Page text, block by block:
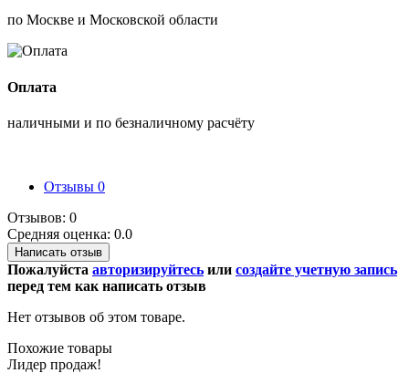
по Москве и Московской области
Оплата
наличными и по безналичному расчёту
Отзывы 0
Отзывов: 0
Средняя оценка: 0.0
Написать отзыв
Пожалуйста авторизируйтесь или создайте учетную запись
перед тем как написать отзыв
Нет отзывов об этом товаре.
Похожие товары
Лидер продаж!